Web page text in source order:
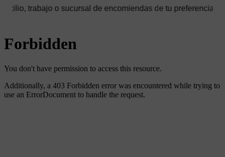
sucursal de encomiendas de tu preferencia ✅ Podrás